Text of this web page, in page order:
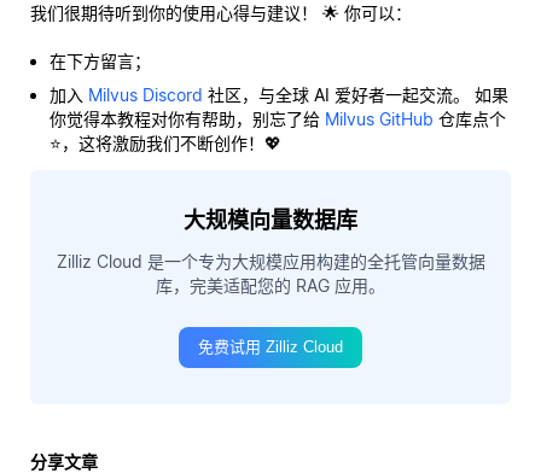
我们很期待听到你的使用心得与建议！ 🌟 你可以：
在下方留言；
加入 Milvus Discord 社区，与全球 AI 爱好者一起交流。 如果
你觉得本教程对你有帮助，别忘了给 Milvus GitHub 仓库点个
⭐，这将激励我们不断创作！💖
大规模向量数据库
Zilliz Cloud 是一个专为大规模应用构建的全托管向量数据
库，完美适配您的 RAG 应用。
免费试用 Zilliz Cloud
分享文章